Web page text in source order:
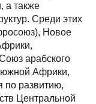
а также
Среди этих
Новое
арабского
Африки,
по развитию,
Центральной